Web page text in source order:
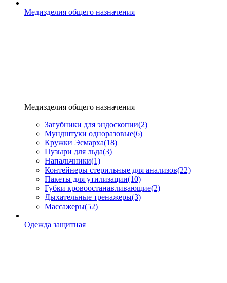
Медизделия общего назначения
Медизделия общего назначения
Загубники для эндоскопии(2)
Мундштуки одноразовые(6)
Кружки Эсмарха(18)
Пузыри для льда(3)
Напальчники(1)
Контейнеры стерильные для анализов(22)
Пакеты для утилизации(10)
Губки кровоостанавливающие(2)
Дыхательные тренажеры(3)
Массажеры(52)
Одежда защитная